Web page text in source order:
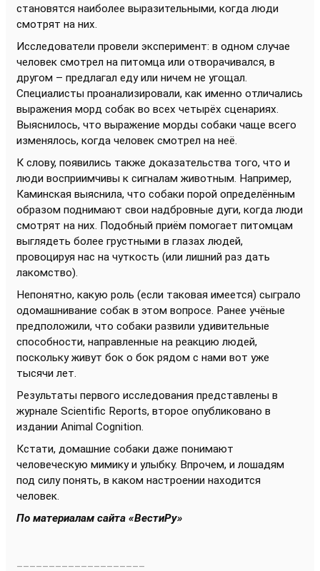
становятся наиболее выразительными, когда люди
смотрят на них.
Исследователи провели эксперимент: в одном случае
человек смотрел на питомца или отворачивался, в
другом – предлагал еду или ничем не угощал.
Специалисты проанализировали, как именно отличались
выражения морд собак во всех четырёх сценариях.
Выяснилось, что выражение морды собаки чаще всего
изменялось, когда человек смотрел на неё.
К слову, появились также доказательства того, что и
люди восприимчивы к сигналам животным. Например,
Каминская выяснила, что собаки порой определённым
образом поднимают свои надбровные дуги, когда люди
смотрят на них. Подобный приём помогает питомцам
выглядеть более грустными в глазах людей,
провоцируя нас на чуткость (или лишний раз дать
лакомство).
Непонятно, какую роль (если таковая имеется) сыграло
одомашнивание собак в этом вопросе. Ранее учёные
предположили, что собаки развили удивительные
способности, направленные на реакцию людей,
поскольку живут бок о бок рядом с нами вот уже
тысячи лет.
Результаты первого исследования представлены в
журнале Scientific Reports, второе опубликовано в
издании Animal Cognition.
Кстати, домашние собаки даже понимают
человеческую мимику и улыбку. Впрочем, и лошадям
под силу понять, в каком настроении находится
человек.
По материалам сайта «ВестиРу»